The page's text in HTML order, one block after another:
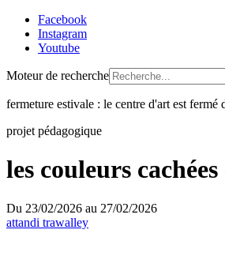
Facebook
Instagram
Youtube
Moteur de recherche
fermeture estivale : le centre d'art est
projet pédagogique
les couleurs
Du 23/02/2026 au 27/02/2026
attandi trawalley